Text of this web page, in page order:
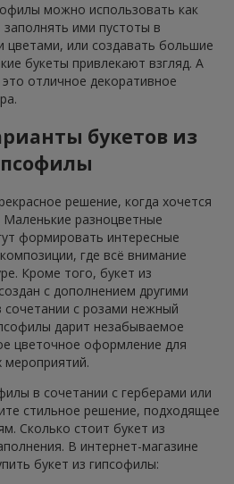
можно использовать как
ими пустоты в
цветами, или создавать большие
букеты привлекают взгляд. А
отличное декоративное
букетов из
решение, когда хочется
Маленькие разноцветные
формировать интересные
где всё внимание
Кроме того, букет из
с дополнением другими
с розами нежный
дарит незабываемое
цветочное оформление для
мероприятий.
в сочетании с герберами или
стильное решение, подходящее
Сколько стоит букет из
В интернет-магазине
букет из гипсофилы: